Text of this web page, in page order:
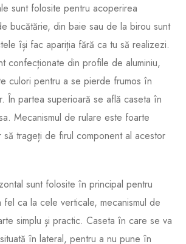
sunt folosite pentru acoperirea
bucătărie, din baie sau de la birou sunt
își fac apariția fără ca tu să realizezi.
confecționate din profile de aluminiu,
culori pentru a se pierde frumos în
În partea superioară se află caseta în
Mecanismul de rulare este foarte
să trageți de firul component al acestor
sunt folosite în principal pentru
fel ca la cele verticale, mecanismul de
simplu și practic. Caseta în care se va
în lateral, pentru a nu pune în